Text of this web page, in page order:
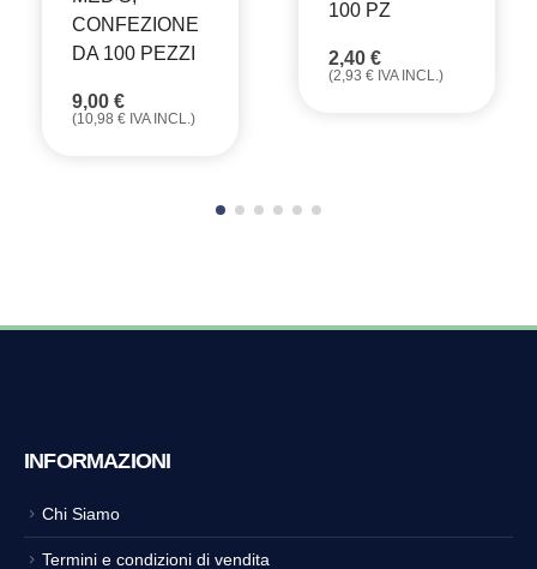
CONFEZIONE
DA 100 PEZZI
9,00 €
(10,98 € IVA INCL.)
100 PZ
2,40 €
(2,93 € IVA INCL.)
INFORMAZIONI
Chi Siamo
Termini e condizioni di vendita